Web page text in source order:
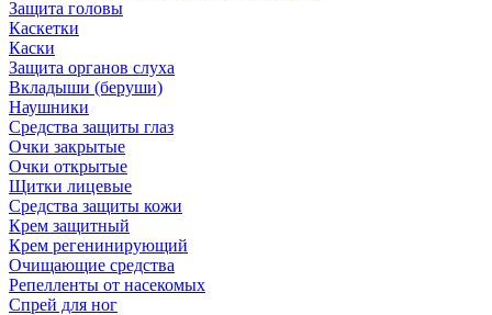
Защита головы
Каскетки
Каски
Защита органов слуха
Вкладыши (беруши)
Наушники
Средства защиты глаз
Очки закрытые
Очки открытые
Щитки лицевые
Средства защиты кожи
Крем защитный
Крем регенинирующий
Очищающие средства
Репелленты от насекомых
Спрей для ног